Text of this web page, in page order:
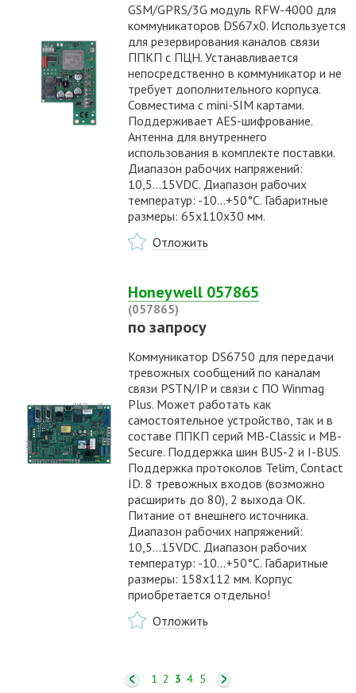
GSM/GPRS/3G модуль RFW-4000 для
коммуникаторов DS67x0. Используется
для резервирования каналов связи
ППКП с ПЦН. Устанавливается
непосредственно в коммуникатор и не
требует дополнительного корпуса.
Совместима с mini-SIM картами.
Поддерживает AES-шифрование.
Антенна для внутреннего
использования в комплекте поставки.
Диапазон рабочих напряжений:
10,5...15VDC. Диапазон рабочих
температур: -10…+50°С. Габаритные
размеры: 65х110х30 мм.
Отложить
Honeywell 057865
(057865)
по запросу
Коммуникатор DS6750 для передачи
тревожных сообщений по каналам
связи PSTN/IP и связи с ПО Winmag
Plus. Может работать как
самостоятельное устройство, так и в
составе ППКП серий MB-Classic и MB-
Secure. Поддержка шин BUS-2 и I-BUS.
Поддержка протоколов Telim, Contact
ID. 8 тревожных входов (возможно
расширить до 80), 2 выхода ОК.
Питание от внешнего источника.
Диапазон рабочих напряжений:
10,5...15VDC. Диапазон рабочих
температур: -10…+50°С. Габаритные
размеры: 158х112 мм. Корпус
приобретается отдельно!
Отложить
1 2 3 4 5